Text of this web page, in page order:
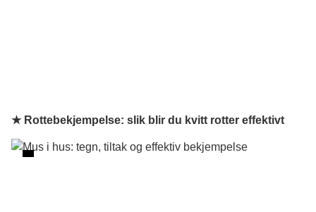
★ Rottebekjempelse: slik blir du kvitt rotter effektivt